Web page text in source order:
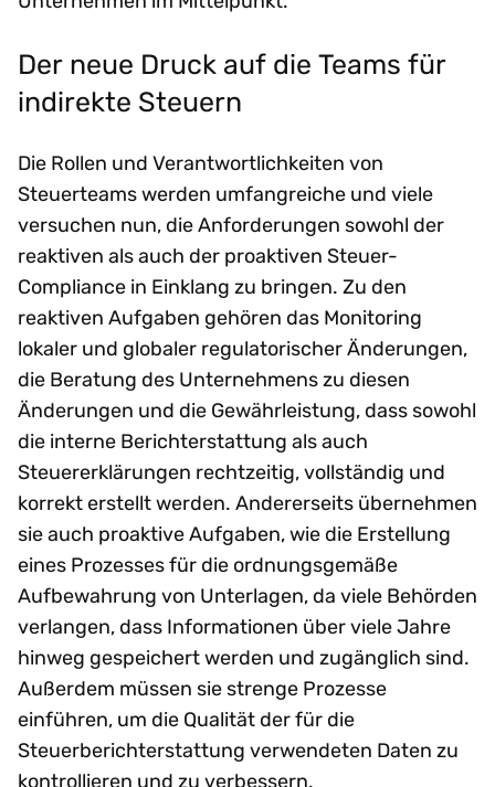
Der neue Druck auf die Teams für
indirekte Steuern
Die Rollen und Verantwortlichkeiten von
Steuerteams werden umfangreiche und viele
versuchen nun, die Anforderungen sowohl der
reaktiven als auch der proaktiven Steuer-
Compliance in Einklang zu bringen. Zu den
reaktiven Aufgaben gehören das Monitoring
lokaler und globaler regulatorischer Änderungen,
die Beratung des Unternehmens zu diesen
Änderungen und die Gewährleistung, dass sowohl
die interne Berichterstattung als auch
Steuererklärungen rechtzeitig, vollständig und
korrekt erstellt werden. Andererseits übernehmen
sie auch proaktive Aufgaben, wie die Erstellung
eines Prozesses für die ordnungsgemäße
Aufbewahrung von Unterlagen, da viele Behörden
verlangen, dass Informationen über viele Jahre
hinweg gespeichert werden und zugänglich sind.
Außerdem müssen sie strenge Prozesse
einführen, um die Qualität der für die
Steuerberichterstattung verwendeten Daten zu
kontrollieren und zu verbessern.